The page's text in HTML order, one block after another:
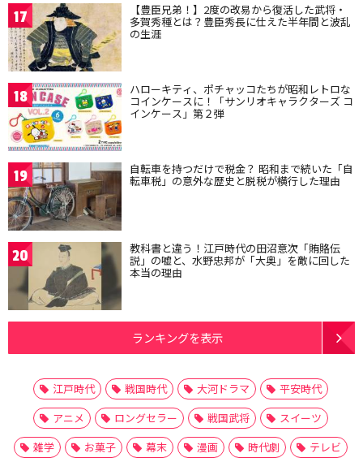
17 【豊臣兄弟！】2度の改易から復活した武将・
多賀秀種とは？豊臣秀長に仕えた半年間と波乱
の生涯
18 ハローキティ、ポチャッコたちが昭和レトロな
コインケースに！「サンリオキャラクターズ コ
インケース」第２弾
19 自転車を持つだけで税金？ 昭和まで続いた「自
転車税」の意外な歴史と脱税が横行した理由
20 教科書と違う！江戸時代の田沼意次「賄賂伝
説」の嘘と、水野忠邦が「大奥」を敵に回した
本当の理由
ランキングを表示
江戸時代 戦国時代 大河ドラマ
平安時代
アニメ
ロングセラー 戦国武将
スイーツ
雑学
お菓子 幕末 漫画 時代劇
テレビ